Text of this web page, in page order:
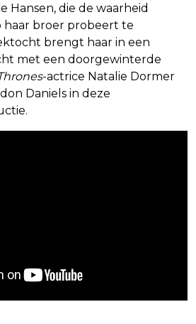
Hansen, die de waarheid
haar broer probeert te
brengt haar in een
met een doorgewinterde
-actrice Natalie Dormer
Daniels in deze